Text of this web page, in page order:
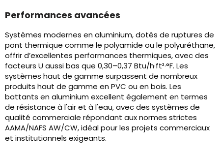
Performances avancées
Systèmes modernes en aluminium, dotés de ruptures de
pont thermique comme le polyamide ou le polyuréthane,
offrir d’excellentes performances thermiques, avec des
facteurs U aussi bas que 0,30–0,37 Btu/h·ft²·°F. Les
systèmes haut de gamme surpassent de nombreux
produits haut de gamme en PVC ou en bois. Les
battants en aluminium excellent également en termes
de résistance à l'air et à l'eau, avec des systèmes de
qualité commerciale répondant aux normes strictes
AAMA/NAFS AW/CW, idéal pour les projets commerciaux
et institutionnels exigeants.